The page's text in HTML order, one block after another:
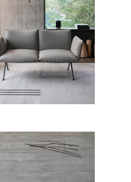
OFFICINA